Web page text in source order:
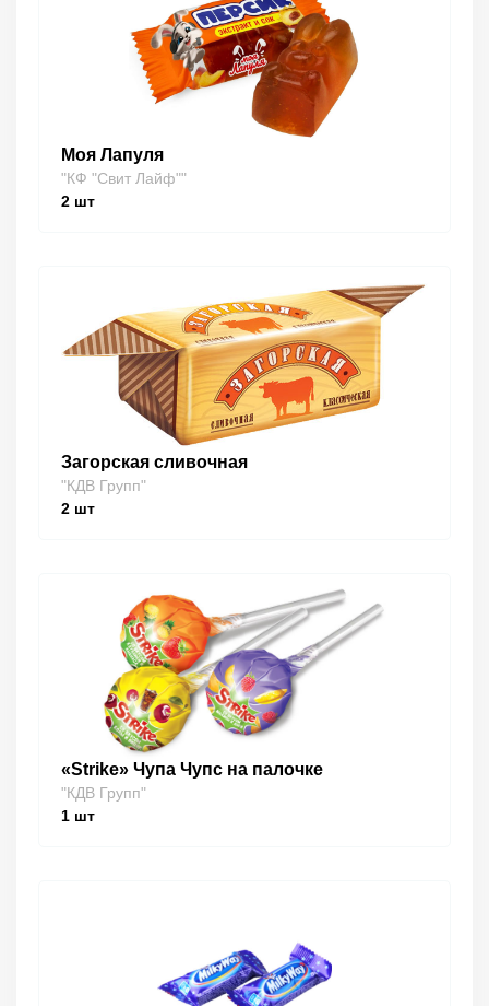
Моя Лапуля
"КФ "Свит Лайф""
2 шт
Загорская сливочная
"КДВ Групп"
2 шт
«Strike» Чупа Чупс на палочке
"КДВ Групп"
1 шт